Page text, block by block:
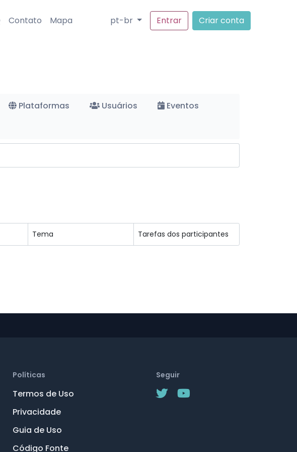
Contato Mapa pt-br Entrar Criar conta
Plataformas Usuários
Eventos
Políticas
Termos de Uso
Privacidade
Guia de Uso
Código Fonte
Seguir